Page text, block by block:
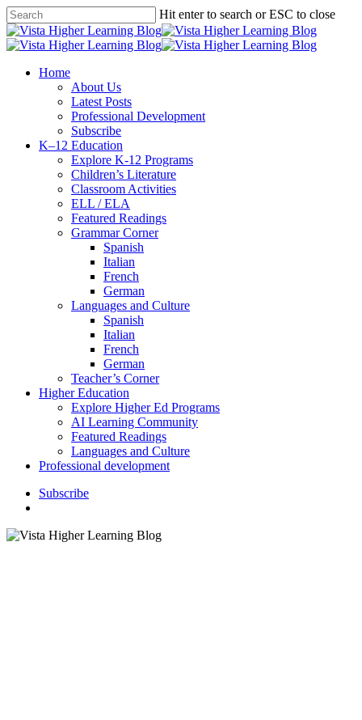
Skip
to
main
Hit enter to search or ESC to close
Close
Search
search
Menu
Home
About Us
Latest Posts
Professional Development
Subscribe
K–12 Education
Explore K-12 Programs
Children’s Literature
Classroom Activities
ELL / ELA
Featured Readings
Grammar Corner
Spanish
Italian
French
German
Languages and Culture
Spanish
Italian
French
German
Teacher’s Corner
Higher Education
Explore Higher Ed Programs
AI Learning Community
Featured Readings
Languages and Culture
Professional development
Subscribe